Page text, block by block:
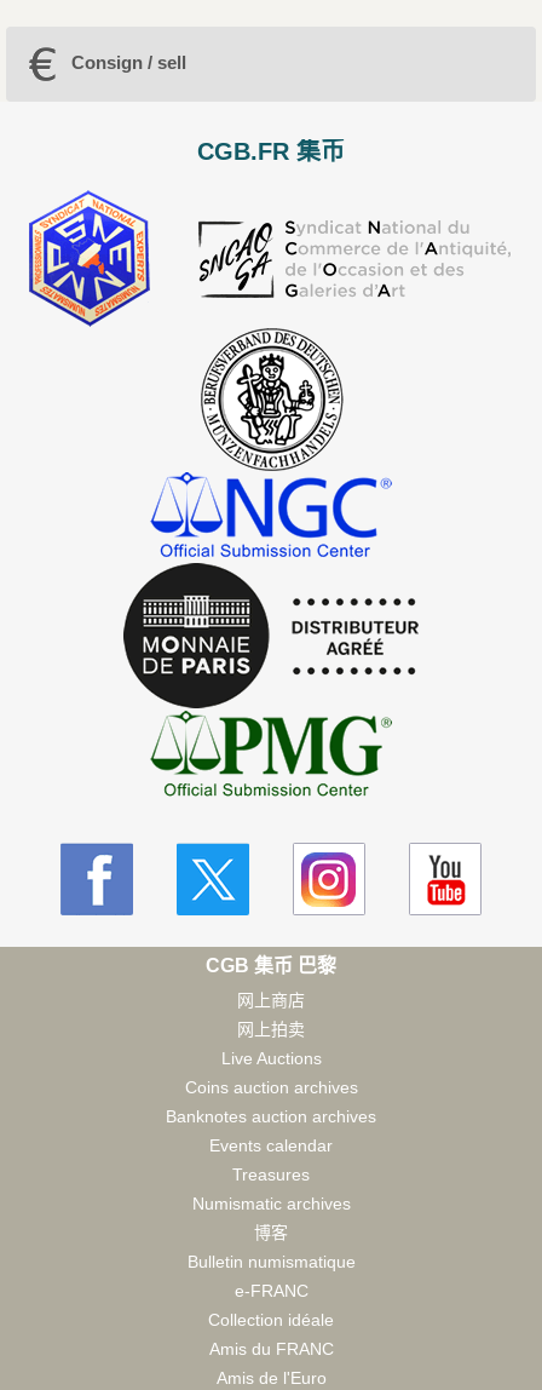
Consign / sell
CGB.FR 集币
CGB 集币 巴黎
网上商店
网上拍卖
Live Auctions
Coins auction archives
Banknotes auction archives
Events calendar
Treasures
Numismatic archives
博客
Bulletin numismatique
e-FRANC
Collection idéale
Amis du FRANC
Amis de l'Euro